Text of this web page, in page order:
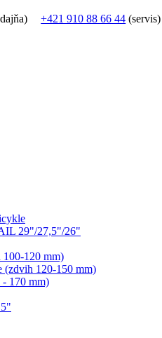
+421 910 88 66 44
29"/27,5"/26"
120 mm)
(zdvih 120-150 mm)
170 mm)